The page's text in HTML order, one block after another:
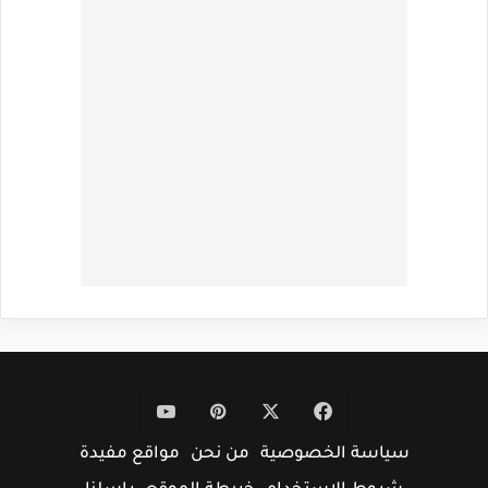
فيسبوك بينتيريست‫YouTube
سياسة الخصوصية من نحن
مواقع مفيدة